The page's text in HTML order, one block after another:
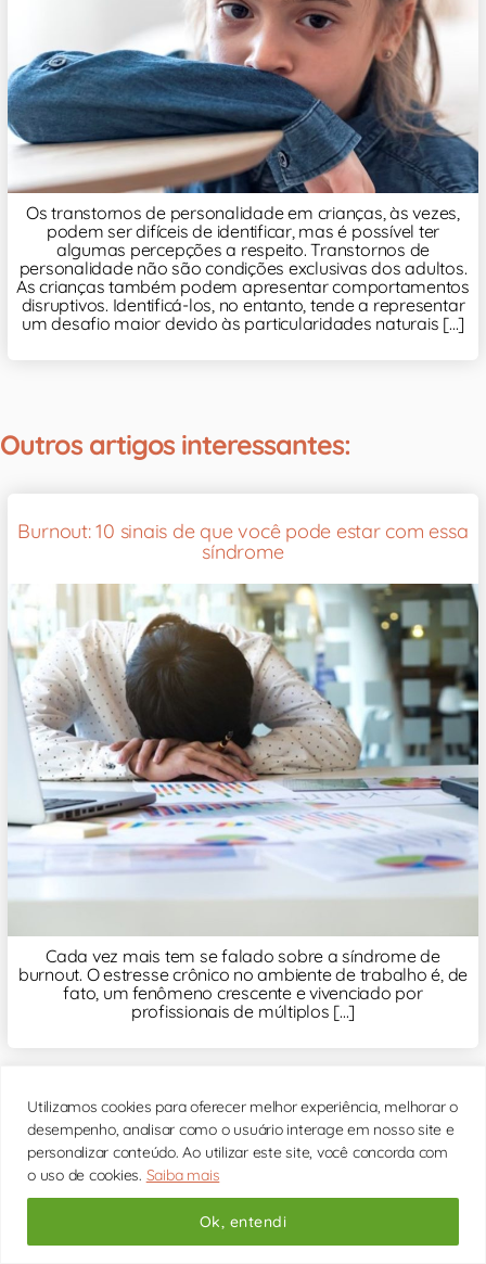
Utilizamos cookies para oferecer melhor experiência, melhorar o
desempenho, analisar como o usuário interage em nosso site e
personalizar conteúdo. Ao utilizar este site, você concorda com
o uso de cookies. Saiba mais
Ok, entendi
Os transtornos de personalidade em crianças, às vezes,
podem ser difíceis de identificar, mas é possível ter
algumas percepções a respeito. Transtornos de
personalidade não são condições exclusivas dos adultos.
As crianças também podem apresentar comportamentos
disruptivos. Identificá-los, no entanto, tende a representar
um desafio maior devido às particularidades naturais [...]
Outros artigos interessantes:
Burnout: 10 sinais de que você pode estar com essa
síndrome
Cada vez mais tem se falado sobre a síndrome de
burnout. O estresse crônico no ambiente de trabalho é, de
fato, um fenômeno crescente e vivenciado por
profissionais de múltiplos [...]
Terapia Familiar: como funciona e quando buscar
ajuda